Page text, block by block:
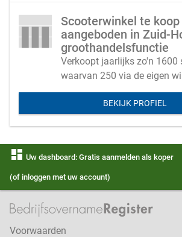
Scooterwinkel te koop
aangeboden in Zuid-
groothandelsfunctie
Verkoopt jaarlijks zo'n 1600
waarvan 250 via de eigen
BEKIJK PROFIEL
dashboard Uw dashboard: Gratis aanmelden als koper
(of inloggen met uw account)
Voorwaarden